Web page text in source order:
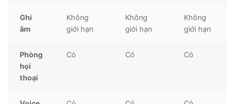
Ghi
âm
Không
giới hạn
Không
giới hạn
Không
giới hạn
Phòng
họi
thoại
Có Có Có